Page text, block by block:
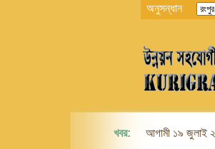
অনুসন্ধান
খবর: আগামী ১৯ জুলাই